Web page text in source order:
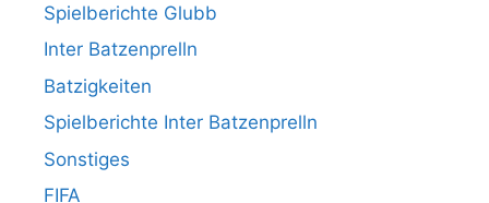
Spielberichte Glubb
Inter Batzenprelln
Batzigkeiten
Spielberichte Inter Batzenprelln
Sonstiges
FIFA